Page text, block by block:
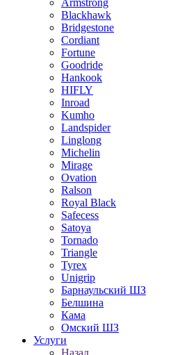
Armstrong
Blackhawk
Bridgestone
Cordiant
Fortune
Goodride
Hankook
HIFLY
Inroad
Kumho
Landspider
Linglong
Michelin
Mirage
Ovation
Ralson
Royal Black
Safecess
Satoya
Tornado
Triangle
Tyrex
Unigrip
Барнаульский ШЗ
Белшина
Кама
Омский ШЗ
Услуги
Назад